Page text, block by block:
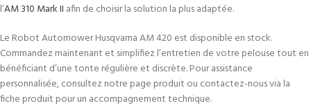
l’AM 310 Mark II afin de choisir la solution la plus adaptée.
Le Robot Automower Husqvarna AM 420 est disponible en stock.
Commandez maintenant et simplifiez l’entretien de votre pelouse tout en
bénéficiant d’une tonte régulière et discrète. Pour assistance
personnalisée, consultez notre page produit ou contactez-nous via la
fiche produit pour un accompagnement technique.